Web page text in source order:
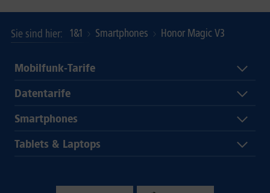
Sie sind hier 1&1 Smartphones Honor Magic V3
Mobilfunk-Tarife
Datentarife
Smartphones
Tablets & Laptops